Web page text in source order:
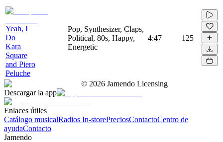
Yeah, I
Do
Kara
Square
and Piero
Peluche
Pop, Synthesizer, Claps,
Political, 80s, Happy,
Energetic
4:47 125
© 2026 Jamendo Licensing
Descargar la app
Enlaces útiles
Catálogo musicalRadios In-storePreciosContactoCentro de
ayudaContacto
Jamendo